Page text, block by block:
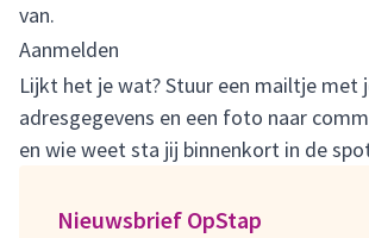
van.
Aanmelden
Lijkt het je wat? Stuur een mailtje met
adresgegevens en een foto naar
en wie weet sta jij binnenkort in de
Nieuwsbrief OpStap